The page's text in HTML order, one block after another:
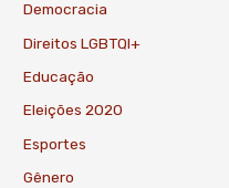
Democracia
Direitos LGBTQI+
Educação
Eleições 2020
Esportes
Gênero